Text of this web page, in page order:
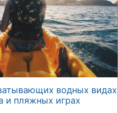
водных видах
и пляжных играх